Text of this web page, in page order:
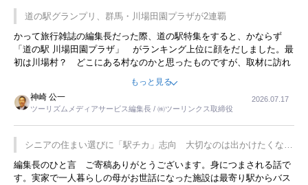
道の駅グランプリ、群馬・川場田園プラザが2連覇
かって旅行雑誌の編集長だった際、道の駅特集をすると、かならず
「道の駅 川場田園プラザ」 がランキング上位に顔をだしました。最
初は川場村？ どこにある村なのかと思ったものですが、取材に訪れ
永井 彰一社長にインタビューしたら、興味深い話が次々が飛び出しま
した。プレゼンも巧みで、今でも思い出すことが２つあります。一つ
は、従業員に東京ディズニーランドを見学させ、サービス業、接客業
の何かを理解してもらっていることです。 もう一つは1800円もする
プレミアムヨーグルトを販売するにあたり、社内に懸念もあったそう
です。永井社長は、駐車場に都内ナンバーの高級外車が停まっている
ことに目をつけ、高級商品でも売れると確信したそうです。今回の記
事を懐かしく読みました。
もっと見る
神崎 公一
ツーリズムメディアサービス編集長 / ㈱ツーリンクス取締役
2026.07.17
シニアの住まい選びに「駅チカ」志向 大切なのは出かけたくなる
暮らし
編集長のひと言 ご寄稿ありがとうございます。身につまされる話で
す。実家で一人暮らしの母がお世話になった施設は最寄り駅からバス